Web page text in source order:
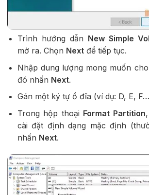
Trình hướng dẫn New Simple
mở ra. Chọn Nextđể tiếp tục.
Nhập dung lượng mong muốn
đó nhấn Next.
Gán một ký tự ổ đĩa (ví dụ: D, E,
Trong hộp thoại Format Partition
cài đặt định dạng mặc định
nhấn Next.